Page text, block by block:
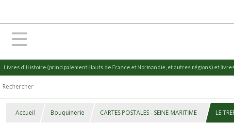
Livres d'Histoire (principalement Hauts de France et Normandie, et autres régions) et
Accueil Bouquinerie CARTES POSTALES - SEINE-MARITIME - LE